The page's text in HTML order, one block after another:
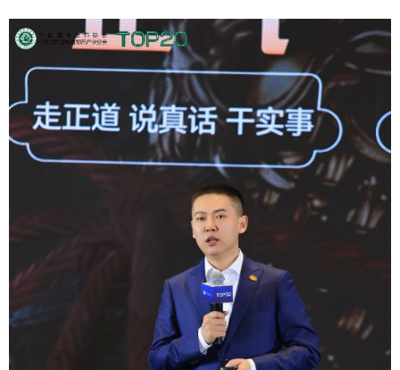
法律 中央文件 金融 汽车
信息化 数字经济
学术中国 乡村振兴 银龄 溯源中国
城市 旅游 会展
时尚
亚太网 上市公司
文化产业